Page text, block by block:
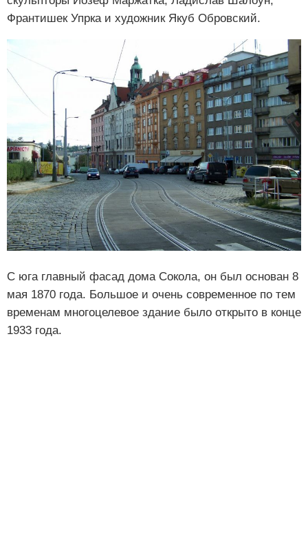
Франтишек Упрка и художник Якуб Обровский.
С юга главный фасад дома Сокола, он был основан 8
мая 1870 года. Большое и очень современное по тем
временам многоцелевое здание было открыто в конце
1933 года.